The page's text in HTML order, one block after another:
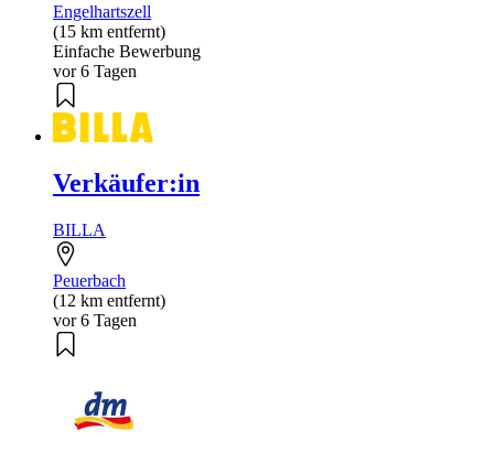
Engelhartszell
(15 km entfernt)
Einfache Bewerbung
vor 6 Tagen
Verkäufer:in
BILLA
Peuerbach
(12 km entfernt)
vor 6 Tagen